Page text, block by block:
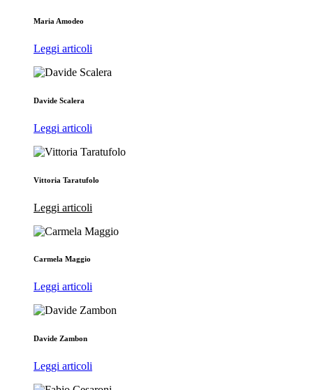
Maria Amodeo
Leggi articoli
Davide Scalera
Leggi articoli
Vittoria Taratufolo
Leggi articoli
Carmela Maggio
Leggi articoli
Davide Zambon
Leggi articoli